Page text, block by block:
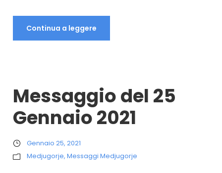
Continua a leggere
Messaggio del 25
Gennaio 2021
Gennaio 25, 2021
Medjugorje, Messaggi Medjugorje